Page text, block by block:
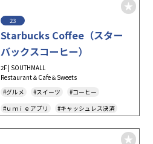
#Tax-Free
23
Starbucks Coffee（スター
バックスコーヒー）
2F | SOUTHMALL
Restaurant＆Cafe＆Sweets
#グルメ
#スイーツ
#コーヒー
#ｕｍｉｅアプリ
#キャッシュレス決済